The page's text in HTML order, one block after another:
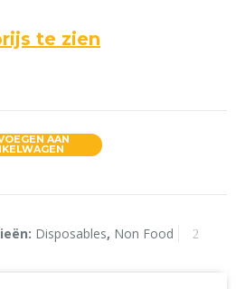
te zien
stuks Angelo aantal
AAN
Disposables, Non Food